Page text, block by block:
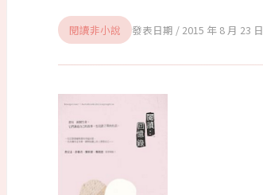
閱讀非小說 2015 年 8 月 23 日